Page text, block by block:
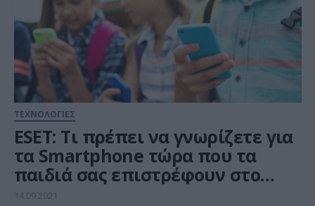
ΤΕΧΝΟΛΟΓΙΕΣ
ESET: Τι πρέπει να γνωρίζετε για
τα Smartphone τώρα που τα
παιδιά σας επιστρέφουν στο
σχολείο
14.09.2021